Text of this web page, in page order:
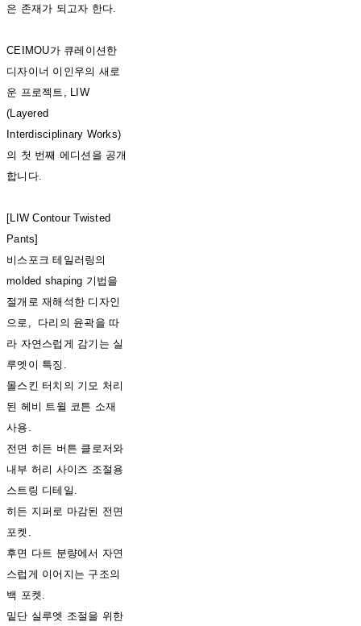
은 존재가 되고자 한다.
CEIMOU가 큐레이션한
디자이너 이인우의 새로
운 프로젝트, LIW
(Layered
Interdisciplinary Works)
의 첫 번째 에디션을 공개
합니다.
[LIW Contour Twisted
Pants]
비스포크 테일러링의
molded shaping 기법을
절개로 재해석한 디자인
으로, 다리의 윤곽을 따
라 자연스럽게 감기는 실
루엣이 특징.
몰스킨 터치의 기모 처리
된 헤비 트윌 코튼 소재
사용.
전면 히든 버튼 클로저와
내부 허리 사이즈 조절용
스트링 디테일.
히든 지퍼로 마감된 전면
포켓.
후면 다트 분량에서 자연
스럽게 이어지는 구조의
백 포켓.
밑단 실루엣 조절을 위한